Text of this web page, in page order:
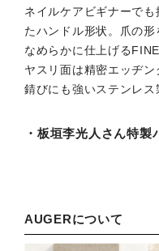
ネイルケアビギナーで
たハンドル形状。爪の形
なめらかに仕上げる
ヤスリ面は精密エッヂ
錆びにも強いステンレス
・板垣李光人さん特製
AUGERについて